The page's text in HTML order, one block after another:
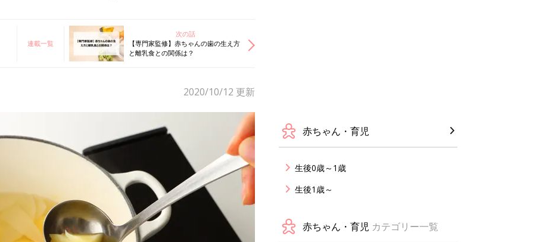
連載一覧
次の話
【専門家監修】赤ちゃんの歯の生え方
と離乳食との関係は？
2020/10/12 更新
赤ちゃん・育児
生後0歳～1歳
生後1歳～
赤ちゃん・育児 カテゴリー一覧